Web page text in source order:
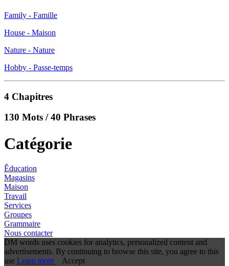
Family - Famille
House - Maison
Nature - Nature
Hobby - Passe-temps
4 Chapitres
130 Mots / 40 Phrases
Catégorie
Ḗducation
Magasins
Maison
Travail
Services
Groupes
Grammaire
Nous contacter
DM words uses cookies for analytics, personalized content and
advertisements. By continuing to browse this site, you agree to this
use Learn more Accept